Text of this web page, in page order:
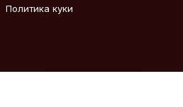
Политика куки